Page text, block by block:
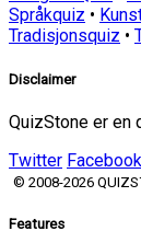
Språkquiz •
Tradisjonsquiz •
Disclaimer
QuizStone er en
Twitter Facebook
© 2008-2026
Features